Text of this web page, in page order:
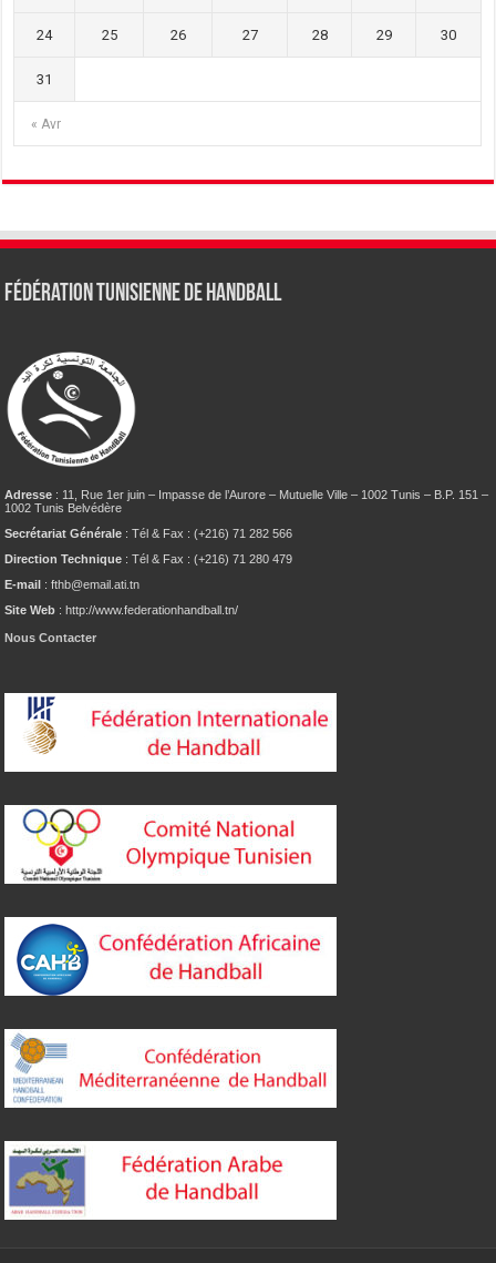
« Avr
24 25 26 27 28 29 30
31
Fédération tunisienne de Handball
Adresse : 11, Rue 1er juin – Impasse de l’Aurore – Mutuelle Ville – 1002 Tunis – B.P. 151 –
1002 Tunis Belvédère
Secrétariat Générale : Tél & Fax : (+216) 71 282 566
Direction Technique : Tél & Fax : (+216) 71 280 479
E-mail : fthb@email.ati.tn
Site Web : http://www.federationhandball.tn/
Nous Contacter